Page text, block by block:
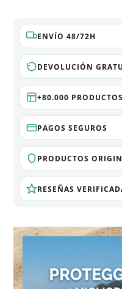
ENVÍO 48/72H
DEVOLUCIÓN
+80.000 PRODUCTOS
PAGOS SEGUROS
PRODUCTOS
RESEÑAS